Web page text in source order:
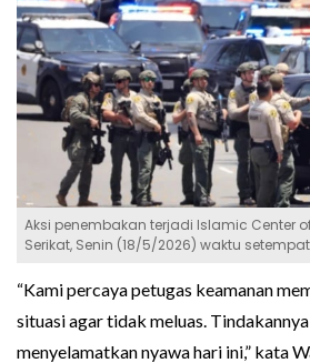
Aksi penembakan terjadi Islamic Center
Serikat, Senin (18/5/2026) waktu
“Kami percaya petugas keamanan
situasi agar tidak meluas.
menyelamatkan nyawa hari ini,” kata